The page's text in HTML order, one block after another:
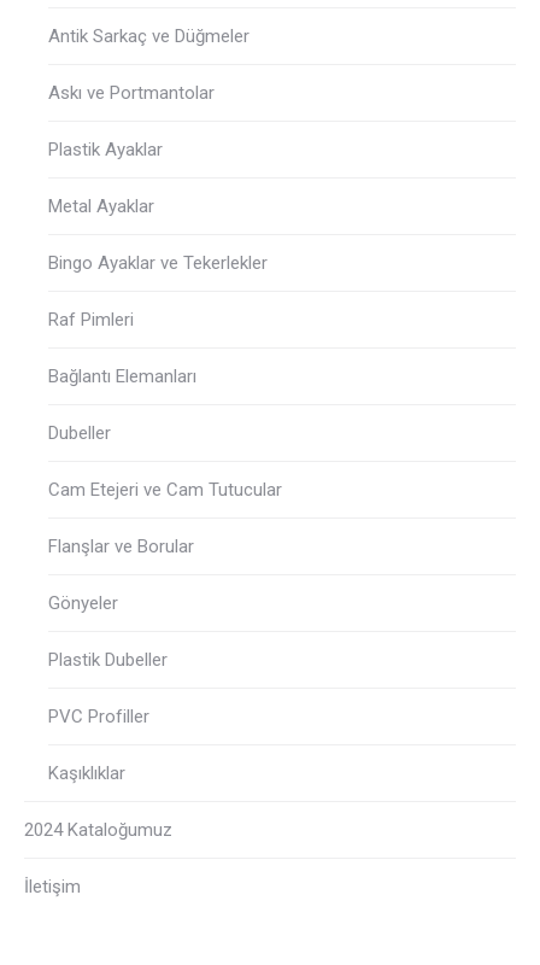
Antik Sarkaç ve Düğmeler
Askı ve Portmantolar
Plastik Ayaklar
Metal Ayaklar
Bingo Ayaklar ve Tekerlekler
Raf Pimleri
Bağlantı Elemanları
Dubeller
Cam Etejeri ve Cam Tutucular
Flanşlar ve Borular
Gönyeler
Plastik Dubeller
PVC Profiller
Kaşıklıklar
2024 Kataloğumuz
İletişim